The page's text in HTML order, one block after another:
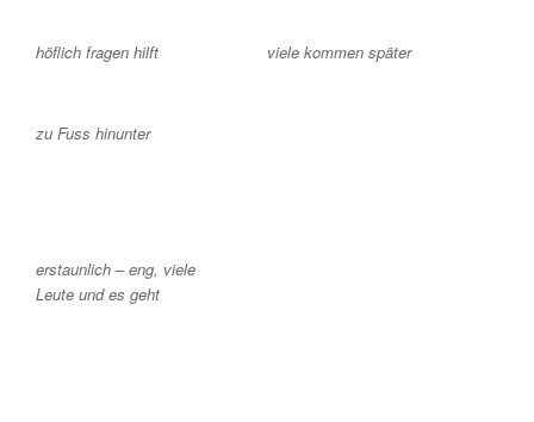
höflich fragen hilft viele kommen später
zu Fuss hinunter
erstaunlich – eng, viele
Leute und es geht